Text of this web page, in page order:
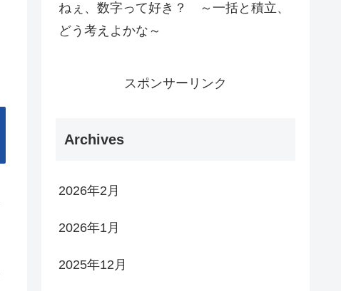
ねぇ、数字って好き？ ～一括と積立、
どう考えよかな～
スポンサーリンク
Archives
2026年2月
2026年1月
2025年12月